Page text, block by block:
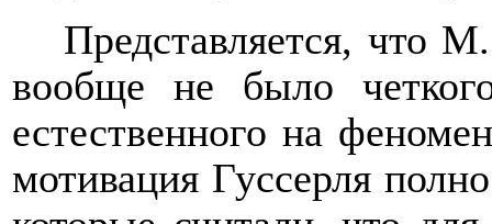
Представляется, что
вообще не было
естественного на
мотивация Гуссерля